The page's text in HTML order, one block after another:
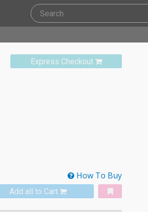
Express Checkout
How To Buy
Add all to Cart